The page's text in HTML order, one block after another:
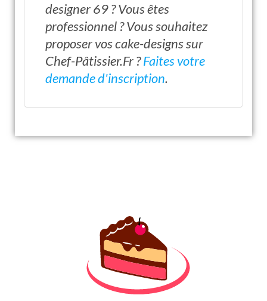
designer 69 ? Vous êtes
professionnel ? Vous souhaitez
proposer vos cake-designs sur
Chef-Pâtissier.Fr ?Faites votre
demande d'inscription.